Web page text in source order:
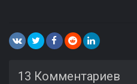
13 Комментариев